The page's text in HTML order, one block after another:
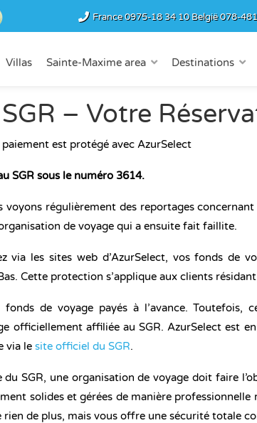
France0975-18 34 10België078-
Villas Sainte-Maxime area Destinations
– Votre
est protégé avec AzurSelect
SGR sous le numéro 3614.
voyons régulièrement des reportages
de voyage qui a ensuite fait faillite.
via les sites web d’AzurSelect, vos fonds de
Cette protection s’applique aux clients
de voyage payés à l’avance. Toutefois,
officiellement affiliée au SGR. AzurSelect est
via le site officiel du SGR.
SGR, une organisation de voyage doit faire
solides et gérées de manière
rien de plus, mais vous offre une sécurité totale